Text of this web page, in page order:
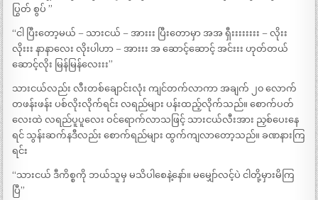
ပြွတ် စွပ် ”
“ငါ ပြီးတော့မယ် – သားငယ် – အားးး ပြီးတောမှာ အအ ရှီးးးးးးးး – လိုးး
လိုးးး နာနာလေး လိုးပါဟာ – အားးး အ ဆောင့်ဆောင့် အင်းးး ဟုတ်တယ်
ဆောင့်လိုး မြန်မြန်လေးးး”
သားငယ်လည်း လီးတစ်ချောင်းလုံး ကျင်တက်လာကာ အချက် ၂၀ လောက်
တဖန်းဖန်း ပစ်လိုးလိုက်ရင်း လရည်များ ပန်းထည့်လိုက်သည်။ စောက်ပတ်
လေးထဲ လရည်ပူပူလေး ဝင်ရောက်လာသဖြင့် သားငယ်လီးအား ညှစ်ပေးနေ
ရင် သွန်းဆက်နဒီလည်း စောက်ရည်များ ထွက်ကျလာတော့သည်။ ခဏနားကြ
ရင်း
“သားငယ် ဒီကိစ္စကို ဘယ်သူမှ မသိပါစေနဲ့နော်။ မမျှော်လင့်ပဲ ငါတို့မှားမိကြ
ပြီ”